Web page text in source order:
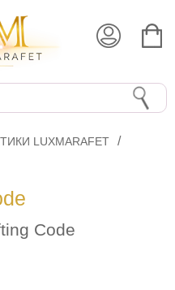
LUXMARAFET
Code